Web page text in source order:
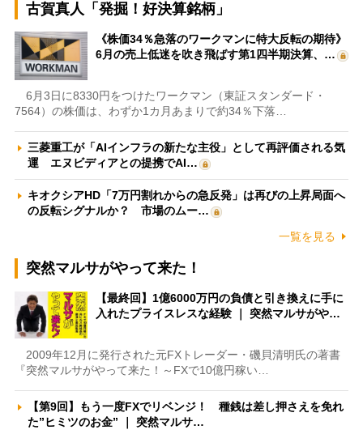
古賀真人「発掘！好決算銘柄」
《株価34％急落のワークマンに特大反転の期待》
6月の売上低迷を吹き飛ばす第1四半期決算、…
6月3日に8330円をつけたワークマン（東証スタンダード・
7564）の株価は、わずか1カ月あまりで約34％下落…
三菱重工が「AIインフラの新たな主役」として再評価される気
運 エヌビディアとの提携でAI…
キオクシアHD「7万円割れからの急反発」は再びの上昇局面へ
の反転シグナルか？ 市場のムー…
一覧を見る
突然マルサがやって来た！
【最終回】1億6000万円の負債と引き換えに手に
入れたプライスレスな経験 ｜ 突然マルサがや…
2009年12月に発行された元FXトレーダー・磯貝清明氏の著書
『突然マルサがやって来た！～FXで10億円稼い…
【第9回】もう一度FXでリベンジ！ 種銭は差し押さえを免れ
た”ヒミツのお金” ｜ 突然マルサ…